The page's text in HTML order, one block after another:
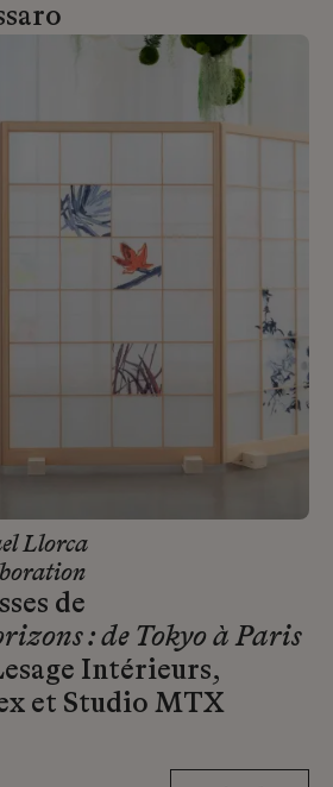
Llorca
de
: de Tokyo à Paris
Intérieurs,
et Studio MTX